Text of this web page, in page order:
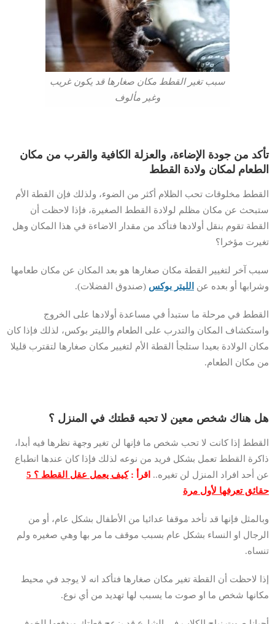
سبب تغير القطط مكان صغارها قد يكون غريب
وغير مألوف
تأكد من جودة الإضاءة، والعزلة الكافية والقرب من مكان
الطعام لمكان ولادة القطط
القطط مخلوقات تحب الظلام أكثر من الضوء، ولذلك فإن القطة الأم
ستبحث عن مكان مظلم لولادة القطط الصغيرة، فإذا لاحظت أن
القطة تقوم بنقل أولادها فتأكد من مقدار الاضاءة في هذا المكان وهل
تغيرت مؤخرا؟
سبب آخر لتغيير القطة مكان صغارها هو بعد المكان عن مكان طعامها
وشرابها أو بعده عن
الليتر بوكس (صندوق الفضلات).
القطط في مرحلة ما ستبدأ في مساعدة أولادها على الخروج
واستكشاف المكان والتدرب على الطعام والليتر بوكس، لذلك فإذا كان
مكان الولادة بعيدا ستلجأ القطة الأم لتغيير مكان صغارها لتقترب قليلا
من مكان الطعام.
هل هناك شخص معين لا تحبه قطتك في المنزل ؟
القطط إذا كانت لا تحب شخص ما فإنها لن تغير وجهة نظرها فيه أبدا،
ذاكرة القطط تعمل بشكل فريد من نوعه لذلك فإذا كان عندها انطباع
عن أحد افراد المنزل لن تغيره.. اقرأ :
كيف يعمل عقل القطط ؟ 5
حقائق تعرفها لأول مرة
وبالمثل فإنها قد تأخد موقفا عدائيا من الأطفال بشكل عام، أو من
الرجال او النساء بشكل عام بسبب موقف ما مر بها وهي صغيره ولم
تنساه.
إذا لاحظت أن القطة تغير مكان صغارها فتأكد انه لا يوجد في محيط
مكانها شخص ما او صوت ما يسبب لها تهديد من أي نوع.